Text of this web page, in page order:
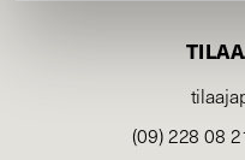
(09) 228 08